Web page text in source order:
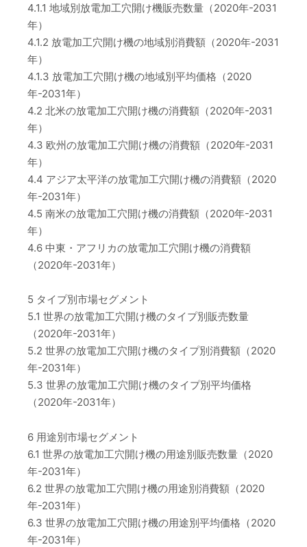
4.1.1 地域別放電加工穴開け機販売数量（2020年-2031
年）
4.1.2 放電加工穴開け機の地域別消費額（2020年-2031
年）
4.1.3 放電加工穴開け機の地域別平均価格（2020
年-2031年）
4.2 北米の放電加工穴開け機の消費額（2020年-2031
年）
4.3 欧州の放電加工穴開け機の消費額（2020年-2031
年）
4.4 アジア太平洋の放電加工穴開け機の消費額（2020
年-2031年）
4.5 南米の放電加工穴開け機の消費額（2020年-2031
年）
4.6 中東・アフリカの放電加工穴開け機の消費額
（2020年-2031年）
5 タイプ別市場セグメント
5.1 世界の放電加工穴開け機のタイプ別販売数量
（2020年-2031年）
5.2 世界の放電加工穴開け機のタイプ別消費額（2020
年-2031年）
5.3 世界の放電加工穴開け機のタイプ別平均価格
（2020年-2031年）
6 用途別市場セグメント
6.1 世界の放電加工穴開け機の用途別販売数量（2020
年-2031年）
6.2 世界の放電加工穴開け機の用途別消費額（2020
年-2031年）
6.3 世界の放電加工穴開け機の用途別平均価格（2020
年-2031年）